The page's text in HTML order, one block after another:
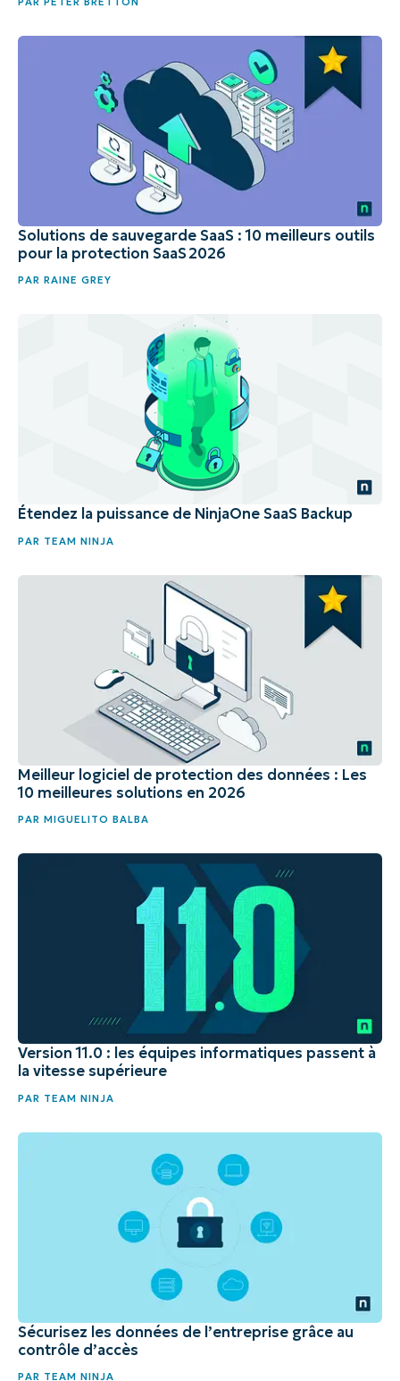
Solutions de sauvegarde SaaS : 10 meilleurs outils
pour la protection SaaS 2026
PAR RAINE GREY
Étendez la puissance de NinjaOne SaaS Backup
PAR TEAM NINJA
Meilleur logiciel de protection des données : Les
10 meilleures solutions en 2026
PAR MIGUELITO BALBA
Version 11.0 : les équipes informatiques passent à
la vitesse supérieure
PAR TEAM NINJA
Sécurisez les données de l’entreprise grâce au
contrôle d’accès
PAR TEAM NINJA